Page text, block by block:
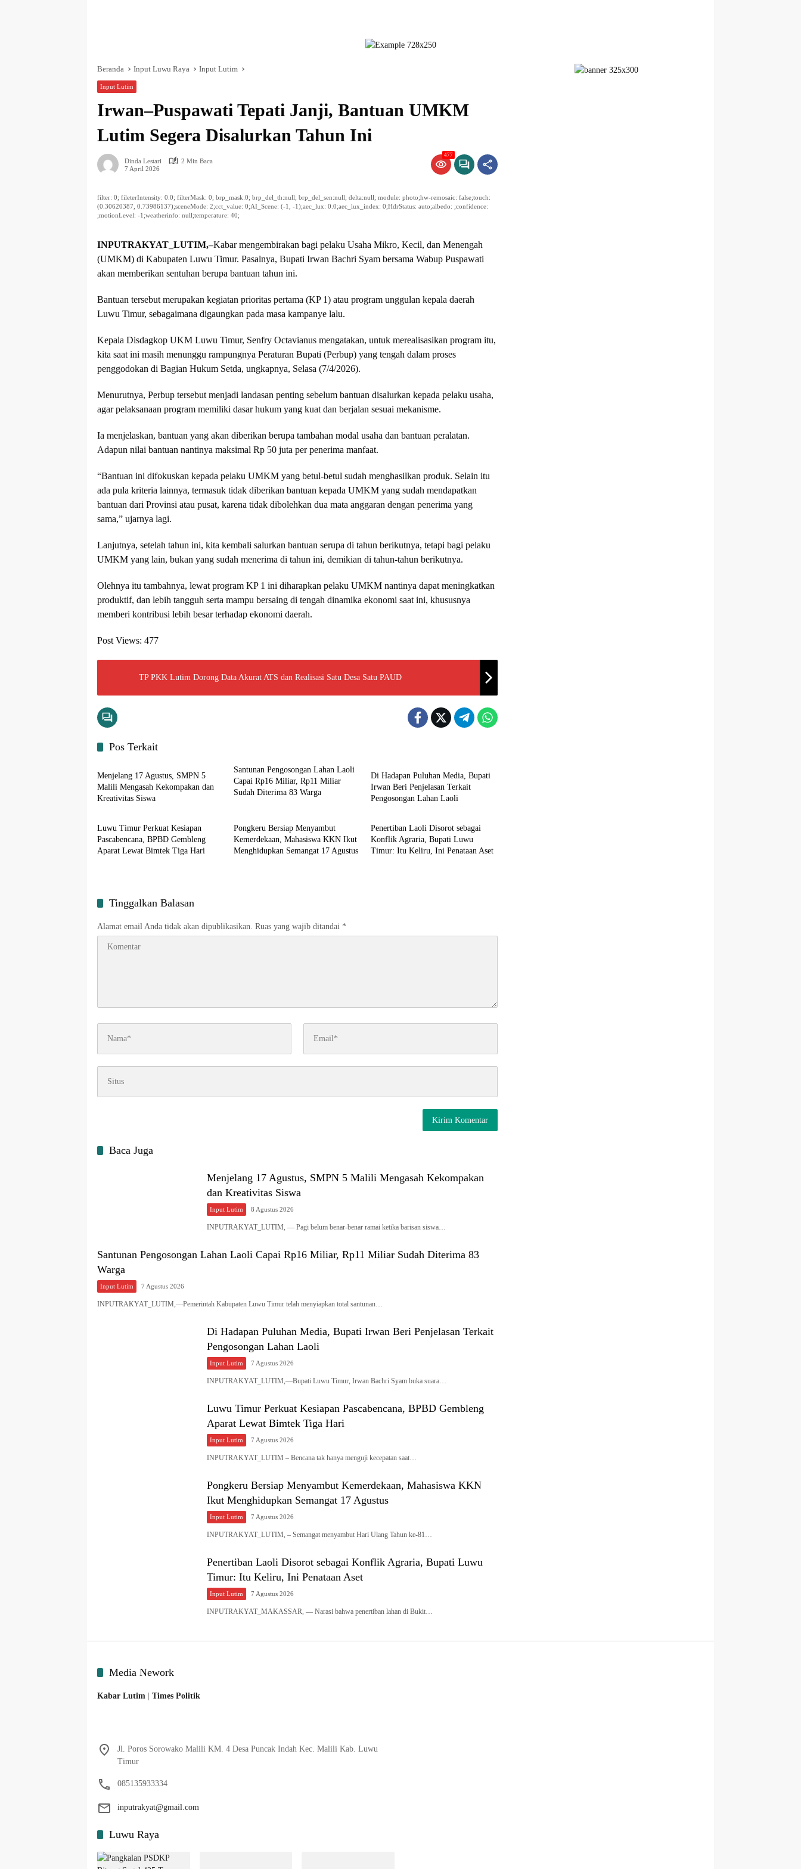
Beranda Input Luwu Raya Input Lutim
Input Lutim
Irwan–Puspawati Tepati Janji, Bantuan UMKM
Lutim Segera Disalurkan Tahun Ini
Dinda Lestari
2 Min Baca
7 April 2026
477
filter: 0; fileterIntensity: 0.0; filterMask: 0; brp_mask:0; brp_del_th:null; brp_del_sen:null; delta:null; module: photo;hw-remosaic: false;touch:
(0.30620387, 0.73986137);sceneMode: 2;cct_value: 0;AI_Scene: (-1, -1);aec_lux: 0.0;aec_lux_index: 0;HdrStatus: auto;albedo: ;confidence:
;motionLevel: -1;weatherinfo: null;temperature: 40;
INPUTRAKYAT_LUTIM,–Kabar mengembirakan bagi pelaku Usaha Mikro, Kecil, dan Menengah
(UMKM) di Kabupaten Luwu Timur. Pasalnya, Bupati Irwan Bachri Syam bersama Wabup Puspawati
akan memberikan sentuhan berupa bantuan tahun ini.
Bantuan tersebut merupakan kegiatan prioritas pertama (KP 1) atau program unggulan kepala daerah
Luwu Timur, sebagaimana digaungkan pada masa kampanye lalu.
Kepala Disdagkop UKM Luwu Timur, Senfry Octavianus mengatakan, untuk merealisasikan program itu,
kita saat ini masih menunggu rampungnya Peraturan Bupati (Perbup) yang tengah dalam proses
penggodokan di Bagian Hukum Setda, ungkapnya, Selasa (7/4/2026).
Menurutnya, Perbup tersebut menjadi landasan penting sebelum bantuan disalurkan kepada pelaku usaha,
agar pelaksanaan program memiliki dasar hukum yang kuat dan berjalan sesuai mekanisme.
Ia menjelaskan, bantuan yang akan diberikan berupa tambahan modal usaha dan bantuan peralatan.
Adapun nilai bantuan nantinya maksimal Rp 50 juta per penerima manfaat.
“Bantuan ini difokuskan kepada pelaku UMKM yang betul-betul sudah menghasilkan produk. Selain itu
ada pula kriteria lainnya, termasuk tidak diberikan bantuan kepada UMKM yang sudah mendapatkan
bantuan dari Provinsi atau pusat, karena tidak dibolehkan dua mata anggaran dengan penerima yang
sama,” ujarnya lagi.
Lanjutnya, setelah tahun ini, kita kembali salurkan bantuan serupa di tahun berikutnya, tetapi bagi pelaku
UMKM yang lain, bukan yang sudah menerima di tahun ini, demikian di tahun-tahun berikutnya.
Olehnya itu tambahnya, lewat program KP 1 ini diharapkan pelaku UMKM nantinya dapat meningkatkan
produktif, dan lebih tangguh serta mampu bersaing di tengah dinamika ekonomi saat ini, khususnya
memberi kontribusi lebih besar terhadap ekonomi daerah.
Post Views: 477
TP PKK Lutim Dorong Data Akurat ATS dan Realisasi Satu Desa Satu PAUD
Pos Terkait
Input Lutim
Menjelang 17 Agustus, SMPN 5
Malili Mengasah Kekompakan dan
Kreativitas Siswa
Santunan Pengosongan Lahan Laoli
Capai Rp16 Miliar, Rp11 Miliar
Sudah Diterima 83 Warga
Di Hadapan Puluhan Media, Bupati
Irwan Beri Penjelasan Terkait
Pengosongan Lahan Laoli
Luwu Timur Perkuat Kesiapan
Pascabencana, BPBD Gembleng
Aparat Lewat Bimtek Tiga Hari
Pongkeru Bersiap Menyambut
Kemerdekaan, Mahasiswa KKN Ikut
Menghidupkan Semangat 17 Agustus
Input Lutim
Penertiban Laoli Disorot sebagai
Konflik Agraria, Bupati Luwu
Timur: Itu Keliru, Ini Penataan Aset
Tinggalkan Balasan
Alamat email Anda tidak akan dipublikasikan. Ruas yang wajib ditandai *
Baca Juga
Menjelang 17 Agustus, SMPN 5 Malili Mengasah Kekompakan
dan Kreativitas Siswa
Input Lutim 8 Agustus 2026
INPUTRAKYAT_LUTIM, — Pagi belum benar-benar ramai ketika barisan siswa…
Santunan Pengosongan Lahan Laoli Capai Rp16 Miliar, Rp11 Miliar Sudah Diterima 83
Warga
Input Lutim 7 Agustus 2026
INPUTRAKYAT_LUTIM,—Pemerintah Kabupaten Luwu Timur telah menyiapkan total santunan…
Di Hadapan Puluhan Media, Bupati Irwan Beri Penjelasan Terkait
Pengosongan Lahan Laoli
Input Lutim 7 Agustus 2026
INPUTRAKYAT_LUTIM,—Bupati Luwu Timur, Irwan Bachri Syam buka suara…
Luwu Timur Perkuat Kesiapan Pascabencana, BPBD Gembleng
Aparat Lewat Bimtek Tiga Hari
Input Lutim 7 Agustus 2026
INPUTRAKYAT_LUTIM – Bencana tak hanya menguji kecepatan saat…
Pongkeru Bersiap Menyambut Kemerdekaan, Mahasiswa KKN
Ikut Menghidupkan Semangat 17 Agustus
Input Lutim 7 Agustus 2026
INPUTRAKYAT_LUTIM, – Semangat menyambut Hari Ulang Tahun ke-81…
Penertiban Laoli Disorot sebagai Konflik Agraria, Bupati Luwu
Timur: Itu Keliru, Ini Penataan Aset
Input Lutim 7 Agustus 2026
INPUTRAKYAT_MAKASSAR, — Narasi bahwa penertiban lahan di Bukit…
Media Nework
Kabar Lutim | Times Politik
Jl. Poros Sorowako Malili KM. 4 Desa Puncak Indah Kec. Malili Kab. Luwu
Timur
085135933334
inputrakyat@gmail.com
Luwu Raya